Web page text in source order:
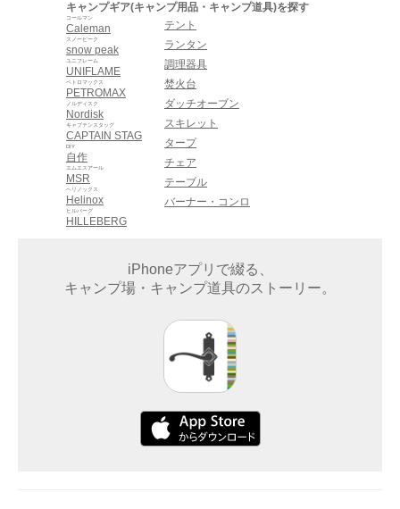
キャンプギア(キャンプ用品・キャンプ道具)を探す
Caleman
コールマン
snow peak
スノーピーク
UNIFLAME
ユニフレーム
PETROMAX
ペトロマックス
Nordisk
ノルディスク
CAPTAIN STAG
キャプテンスタッグ
自作
DIY
MSR
エムエスアール
Helinox
ヘリノックス
HILLEBERG
ヒルバーグ
テント
ランタン
調理器具
焚火台
ダッチオーブン
スキレット
タープ
チェア
テーブル
バーナー・コンロ
iPhoneアプリで綴る、
キャンプ場・キャンプ道具のストーリー。